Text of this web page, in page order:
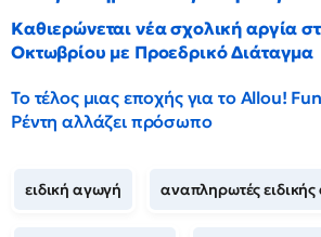
Καθιερώνεται νέα σχολική αργία
Οκτωβρίου με Προεδρικό Διάταγμα
Το τέλος μιας εποχής για το Allou!
Ρέντη αλλάζει πρόσωπο
ειδική αγωγή αναπληρωτές